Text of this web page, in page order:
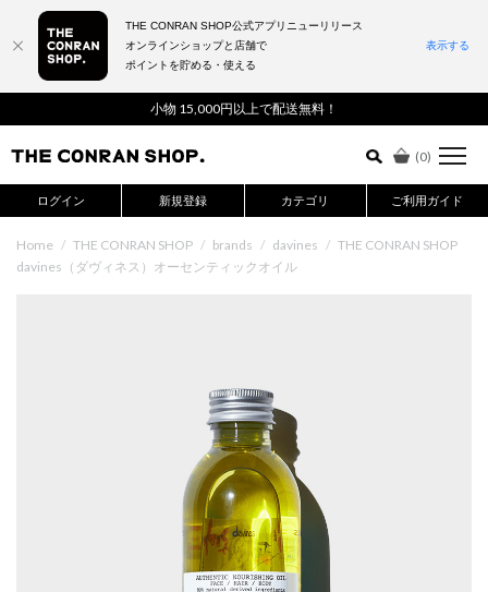
小物 15,000円以上で配送無料！
(0)
ログイン 新規登録 カテゴリ ご利用ガイド
詳細検索はこちら
Home / THE CONRAN SHOP / brands / davines / THE CONRAN SHOP
davines（ダヴィネス）オーセンティックオイル
THE CONRAN SHOP公式アプリニューリリース
オンラインショップと店舗で
ポイントを貯める・使える
表示する